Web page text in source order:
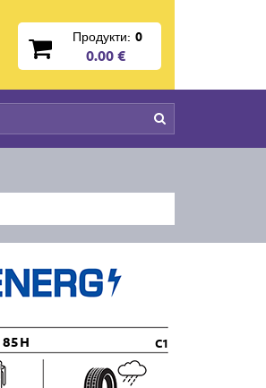
Продукти: 0
0.00 €
C1